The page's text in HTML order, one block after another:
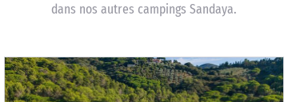
dans nos autres campings Sandaya.